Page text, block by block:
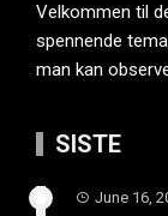
Velkommen til
spennende
man kan
SISTE
June 16,